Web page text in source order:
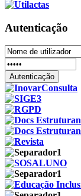
Autenticação